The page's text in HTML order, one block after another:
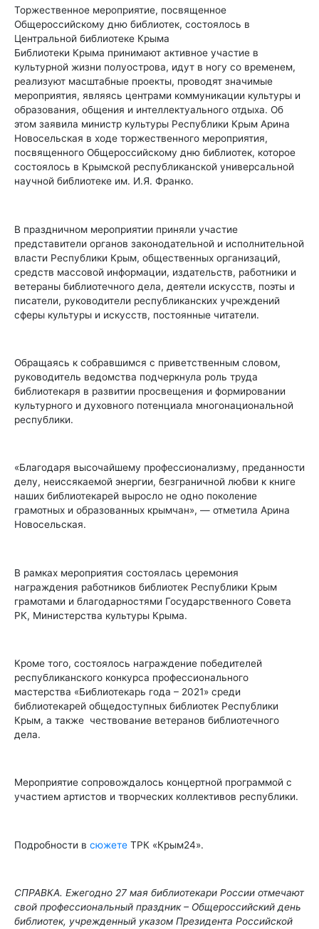
Торжественное мероприятие, посвященное
Общероссийскому дню библиотек, состоялось в
Центральной библиотеке Крыма
Библиотеки Крыма принимают активное участие в
культурной жизни полуострова, идут в ногу со временем,
реализуют масштабные проекты, проводят значимые
мероприятия, являясь центрами коммуникации культуры и
образования, общения и интеллектуального отдыха. Об
этом заявила министр культуры Республики Крым Арина
Новосельская в ходе торжественного мероприятия,
посвященного Общероссийскому дню библиотек, которое
состоялось в Крымской республиканской универсальной
научной библиотеке им. И.Я. Франко.
В праздничном мероприятии приняли участие
представители органов законодательной и исполнительной
власти Республики Крым, общественных организаций,
средств массовой информации, издательств, работники и
ветераны библиотечного дела, деятели искусств, поэты и
писатели, руководители республиканских учреждений
сферы культуры и искусств, постоянные читатели.
Обращаясь к собравшимся с приветственным словом,
руководитель ведомства подчеркнула роль труда
библиотекаря в развитии просвещения и формировании
культурного и духовного потенциала многонациональной
республики.
«Благодаря высочайшему профессионализму, преданности
делу, неиссякаемой энергии, безграничной любви к книге
наших библиотекарей выросло не одно поколение
грамотных и образованных крымчан», — отметила Арина
Новосельская.
В рамках мероприятия состоялась церемония
награждения работников библиотек Республики Крым
грамотами и благодарностями Государственного Совета
РК, Министерства культуры Крыма.
Кроме того, состоялось награждение победителей
республиканского конкурса профессионального
мастерства «Библиотекарь года – 2021» среди
библиотекарей общедоступных библиотек Республики
Крым, а также чествование ветеранов библиотечного
дела.
Мероприятие сопровождалось концертной программой с
участием артистов и творческих коллективов республики.
Подробности в сюжете ТРК «Крым24».
СПРАВКА. Ежегодно 27 мая библиотекари России отмечают
свой профессиональный праздник – Общероссийский день
библиотек, учрежденный указом Президента Российской